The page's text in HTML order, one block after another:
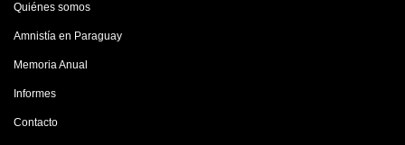
Quiénes somos
Amnistía en Paraguay
Memoria Anual
Informes
Contacto